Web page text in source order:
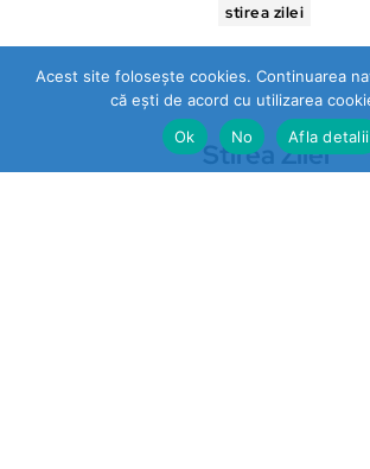
stirea zilei
Stirea Zilei
Acest site folosește cookies. Continuarea
că ești de acord cu utilizarea
Ok
No Afla detalii